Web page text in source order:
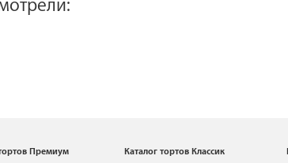
Премиум Каталог тортов Классик